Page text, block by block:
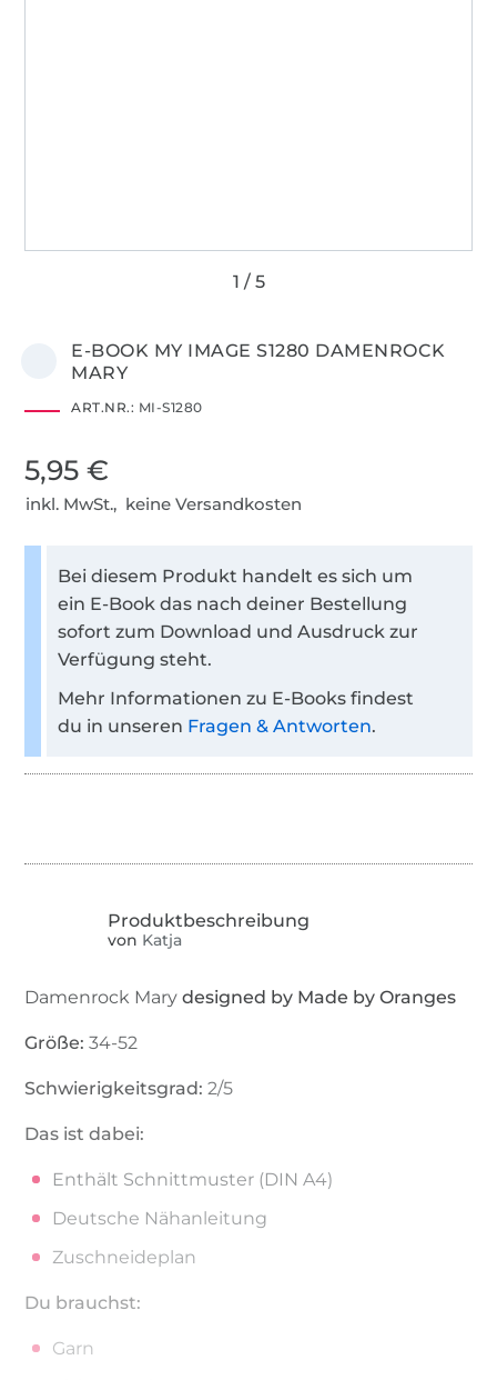
E-BOOK MY IMAGE S1280 DAMENROCK
MARY
ART.NR.: MI-S1280
5,95 €
inkl. MwSt., keine Versandkosten
Bei diesem Produkt handelt es sich um
ein E-Book das nach deiner Bestellung
sofort zum Download und Ausdruck zur
Verfügung steht.
Mehr Informationen zu E-Books findest
du in unseren Fragen & Antworten.
von Katja
Damenrock Marydesigned by Made by Oranges
Größe: 34-52
Schwierigkeitsgrad: 2/5
Das ist dabei:
Enthält Schnittmuster (DIN A4)
Deutsche Nähanleitung
Zuschneideplan
Du brauchst:
Garn